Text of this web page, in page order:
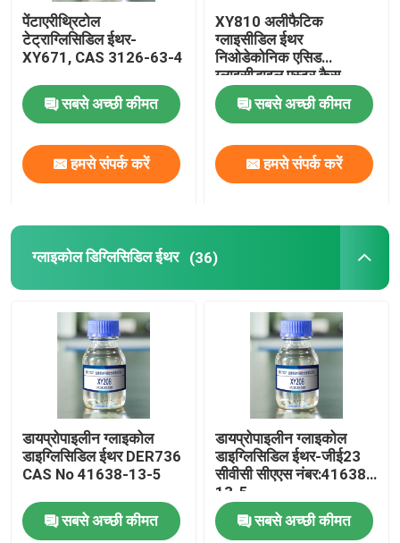
पेंटाएरीथ्रिटोल
टेट्राग्लिसिडिल ईथर-
XY671, CAS 3126-63-4
सबसे अच्छी कीमत
हमसे संपर्क करें
XY810 अलीफैटिक
ग्लाइसीडिल ईथर
निओडेकोनिक एसिड
ग्लाइसीडाइल एस्टर कैस
2676 45 5
सबसे अच्छी कीमत
हमसे संपर्क करें
ग्लाइकोल डिग्लिसिडिल ईथर (36)
डायप्रोपाइलीन ग्लाइकोल
डाइग्लिसिडिल ईथर DER736
CAS No 41638-13-5
सबसे अच्छी कीमत
डायप्रोपाइलीन ग्लाइकोल
डाइग्लिसिडिल ईथर-जीई23
सीवीसी सीएएस नंबर:41638-
13-5
सबसे अच्छी कीमत